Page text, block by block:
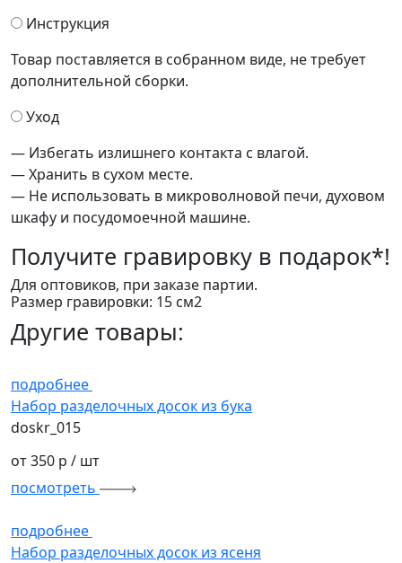
Инструкция
Товар поставляется в собранном виде, не требует
дополнительной сборки.
Уход
— Избегать излишнего контакта с влагой.
— Хранить в сухом месте.
— Не использовать в микроволновой печи, духовом
шкафу и посудомоечной машине.
Получите гравировку в подарок*!
Для оптовиков, при заказе партии.
Размер гравировки: 15 см2
Другие товары:
подробнее
Набор разделочных досок из бука
doskr_015
от 350 р / шт
посмотреть
подробнее
Набор разделочных досок из ясеня